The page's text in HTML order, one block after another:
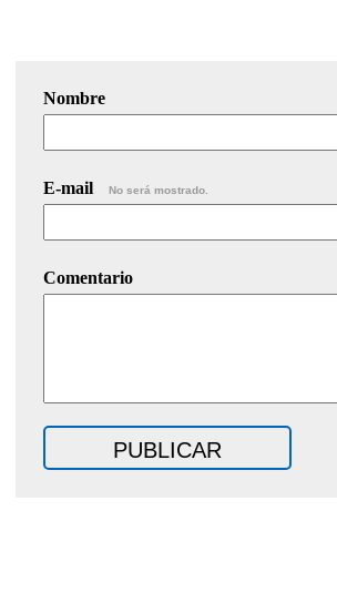
Nombre
E-mail No será mostrado.
Comentario